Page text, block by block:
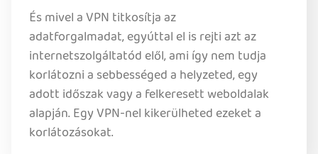
És mivel a VPN titkosítja az
adatforgalmadat, egyúttal el is rejti azt az
internetszolgáltatód elől, ami így nem tudja
korlátozni a sebbességed a helyzeted, egy
adott időszak vagy a felkeresett weboldalak
alapján. Egy VPN-nel kikerülheted ezeket a
korlátozásokat.